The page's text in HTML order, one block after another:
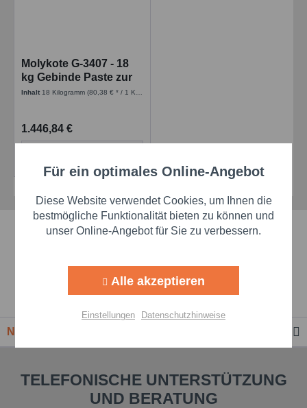
Molykote G-3407 - 18
kg Gebinde Paste zur
Bremssattelschmierung
Inhalt 18 Kilogramm(80,38 € * / 1 Kilogramm)
1.446,84 €
Schnelle Lieferzeiten
Beste Markenqualität
Newsletter
TELEFONISCHE UNTERSTÜTZUNG
UND BERATUNG
Funktionale Aktiv
Marketing Aktiv
Personalisierung Aktiv
Einstellungen speichern
Für ein optimales Online-Angebot
Diese Website verwendet Cookies, um Ihnen die
bestmögliche Funktionalität bieten zu können und
unser Online-Angebot für Sie zu verbessern.
Alle akzeptieren
Einstellungen Datenschutzhinweise